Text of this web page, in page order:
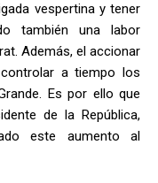
vespertina y tener
también una labor
Además, el accionar
a tiempo los
Es por ello que
de la República,
este aumento al